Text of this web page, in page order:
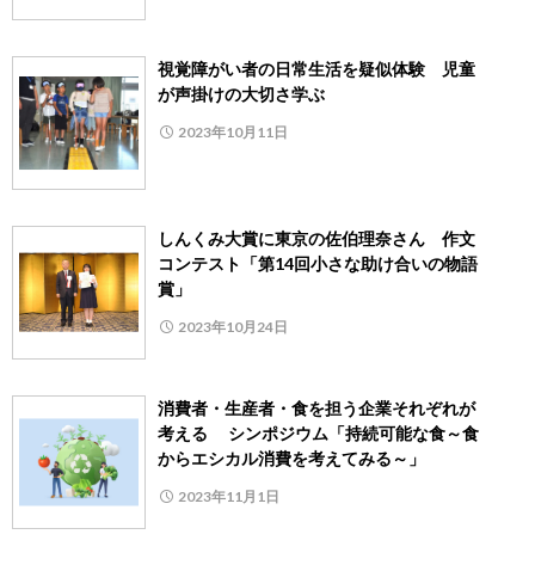
視覚障がい者の日常生活を疑似体験 児童
が声掛けの大切さ学ぶ
2023年10月11日
しんくみ大賞に東京の佐伯理奈さん 作文
コンテスト「第14回小さな助け合いの物語
賞」
2023年10月24日
消費者・生産者・食を担う企業それぞれが
考える シンポジウム「持続可能な食～食
からエシカル消費を考えてみる～」
2023年11月1日